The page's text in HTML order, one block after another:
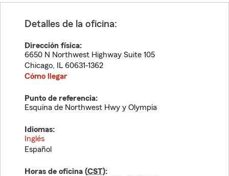
Detalles de la oficina:
Dirección física:
6650 N Northwest Highway Suite 105
Chicago, IL 60631-1362
Cómo llegar
Punto de referencia:
Esquina de Northwest Hwy y Olympia
Idiomas:
Inglés
Español
Horas de oficina (CST):